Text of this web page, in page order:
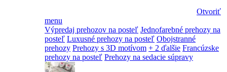
Otvoriť
menu
Výpredaj prehozov na posteľ Jednofarebné prehozy na
posteľ Luxusné prehozy na posteľ Obojstranné
prehozy Prehozy s 3D motívom + 2 ďalšie Francúzske
prehozy na posteľ Prehozy na sedacie súpravy